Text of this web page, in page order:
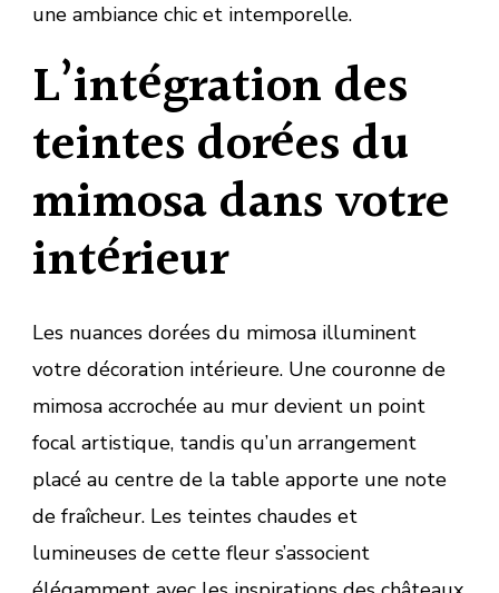
une ambiance chic et intemporelle.
L’intégration des
teintes dorées du
mimosa dans votre
intérieur
Les nuances dorées du mimosa illuminent
votre décoration intérieure. Une couronne de
mimosa accrochée au mur devient un point
focal artistique, tandis qu’un arrangement
placé au centre de la table apporte une note
de fraîcheur. Les teintes chaudes et
lumineuses de cette fleur s’associent